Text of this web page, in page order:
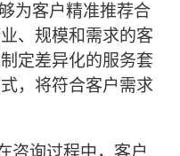
为客户精准推荐合
、规模和需求的客
定差异化的服务套
，将符合客户需求
咨询过程中，客户